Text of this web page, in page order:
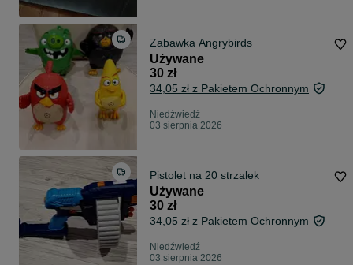
Zabawka Angrybirds
Używane
30 zł
34,05 zł z Pakietem Ochronnym
Niedźwiedź
03 sierpnia 2026
Pistolet na 20 strzalek
Używane
30 zł
34,05 zł z Pakietem Ochronnym
Niedźwiedź
03 sierpnia 2026